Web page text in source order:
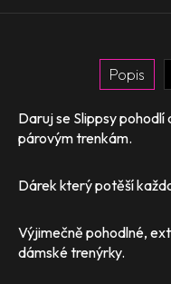
Popis
Daruj se Slippsy
párovým trenkám.
Dárek který potěší
Výjimečně pohodlné,
dámské trenýrky.